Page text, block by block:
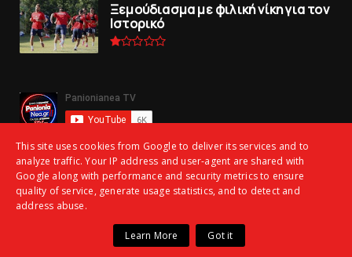
Ξεμούδιασμα με φιλική νίκη για τoν
Iστορικό
Rights Reserved
This site uses cookies from Google to deliver its services and to
analyze traffic. Your IP address and user-agent are shared with
Google along with performance and security metrics to ensure
quality of service, generate usage statistics, and to detect and
address abuse.
Learn More Got it